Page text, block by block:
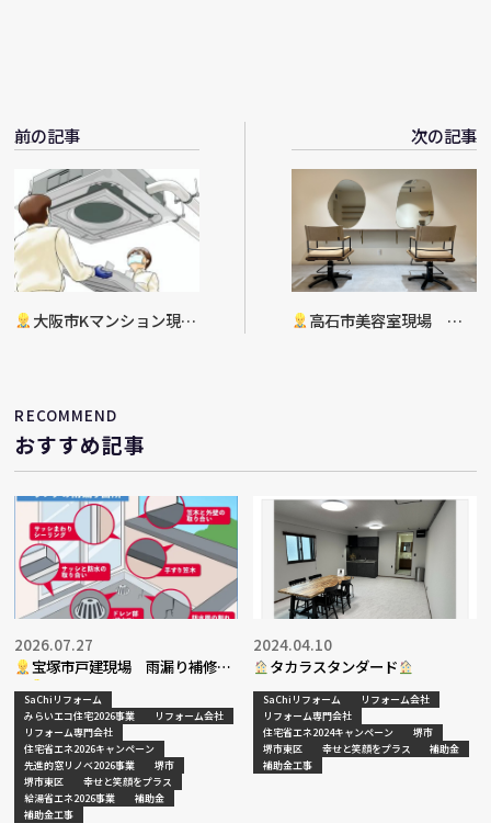
前の記事
大阪市Kマンション現
次の記事
高石市美容室現場 店
RECOMMEND
おすすめ記事
宝塚市戸建現場 雨漏り補修工
事
2026.07.27
SaChiリフォーム
みらいエコ住宅2026事業
リフォーム会社
リフォーム専門会社
住宅省エネ2026キャンペーン
先進的窓リノベ2026事業
堺市
堺市東区
幸せと笑顔をプラス
給湯省エネ2026事業
補助金
補助金工事
タカラスタンダード
2024.04.10
SaChiリフォーム
リフォーム会社
リフォーム専門会社
住宅省エネ2024キャンペーン
堺市
堺市東区
幸せと笑顔をプラス
補助金
補助金工事